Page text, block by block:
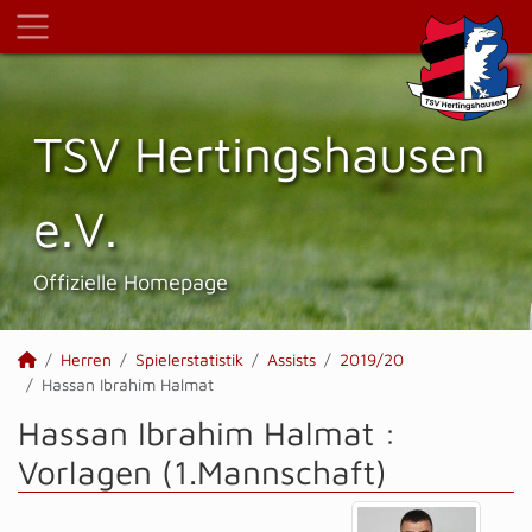
TSV Hertings­hausen
e.V.
Offizielle Homepage
Herren Spielerstatistik Assists
2019/20
Hassan Ibrahim Halmat
Hassan Ibrahim Halmat :
Vorlagen (1.Mannschaft)